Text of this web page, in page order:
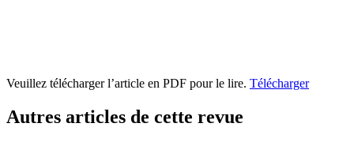
Veuillez télécharger l’article en PDF pour le lire. Télécharger
Autres articles de cette revue